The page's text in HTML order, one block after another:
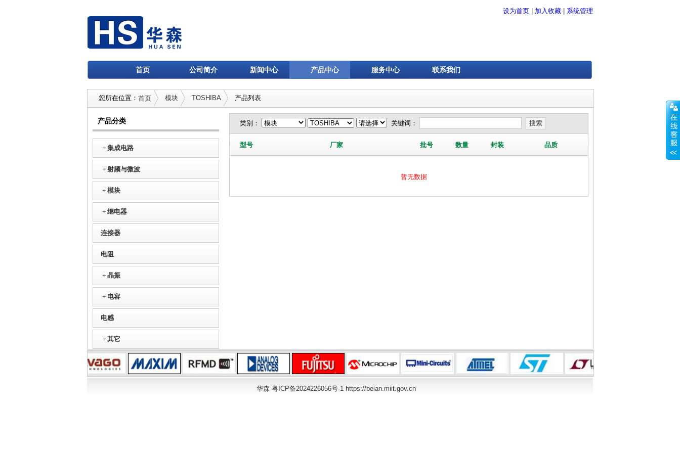
设为首页 加入收藏 系统管理
首页 公司简介 新闻中心 产品中心 服务中心 联系我们
您所在位置： 首页 模块 TOSHIBA 产品列表
产品分类
+ 集成电路
+ 射频与微波
+ 模块
+ 继电器
连接器
电阻
+ 晶振
+ 电容
电感
+ 其它
类别： 关键词：
型号 厂家 批号 数量 封装 品质
暂无数据
华森 粤ICP备2024226056号-1 https://beian.miit.gov.cn